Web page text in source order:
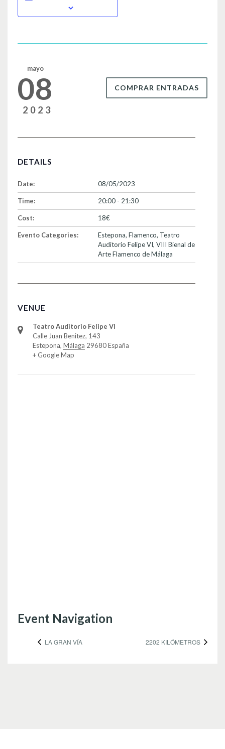
b
o
k
ar
mayo
08
2023
COMPRAR ENTRADAS
DETAILS
Date: 08/05/2023
Time: 20:00 - 21:30
Cost: 18€
Evento Categories: Estepona, Flamenco, Teatro
Auditorio Felipe VI, VIII Bienal de
Arte Flamenco de Málaga
VENUE
Teatro Auditorio Felipe VI
Calle Juan Benitez, 143
Estepona, Málaga 29680España
+ Google Map
Event Navigation
LA GRAN VÍA 2202 KILÓMETROS